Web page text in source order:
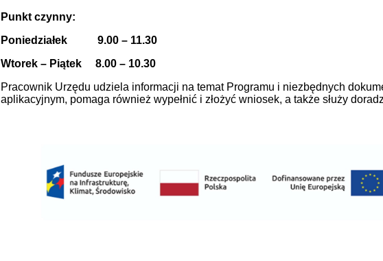
Punkt czynny:
Poniedziałek 9.00 – 11.30
Wtorek – Piątek 8.00 – 10.30
Pracownik Urzędu udziela informacji na temat Programu i niezbędnych
aplikacyjnym, pomaga również wypełnić i złożyć wniosek, a także służy